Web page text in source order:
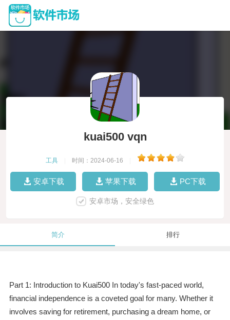
kuai500 vqn
工具 时间：2024-06-16
安卓下载 苹果下载 PC下载
安卓市场，安全绿色
简介 排行
Part 1: Introduction to Kuai500 In today's fast-paced world,
financial independence is a coveted goal for many. Whether it
involves saving for retirement, purchasing a dream home, or